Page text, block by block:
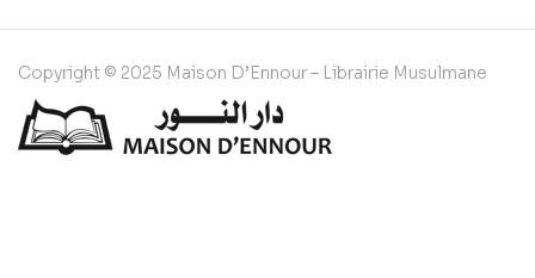
Copyright © 2025 Maison D’Ennour – Librairie Musulmane